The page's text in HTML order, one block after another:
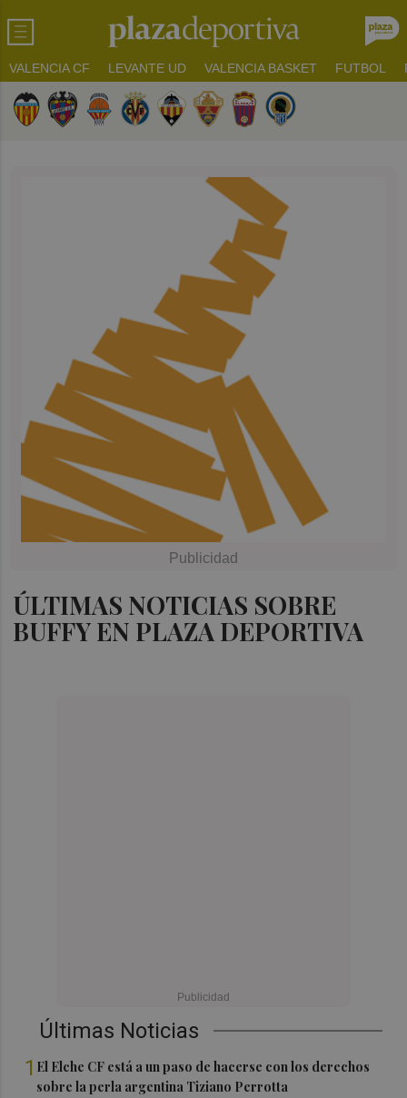
VALENCIA CF LEVANTE UD VALENCIA BASKET FUTBOL
ÚLTIMAS NOTICIAS SOBRE
BUFFY EN PLAZA DEPORTIVA
Últimas Noticias
1 El Elche CF está a un paso de hacerse con los derechos
sobre la perla argentina Tiziano Perrotta